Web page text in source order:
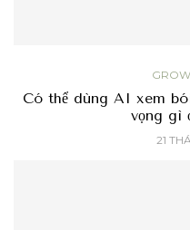
Có thể dùng AI xem
vọng gì
21